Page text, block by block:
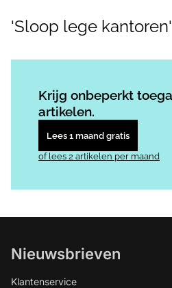
'Sloop lege kantoren'
Krijg onbeperkt
artikelen.
Lees 1 maand gratis
of lees 2 artikelen per maand
Nieuwsbrieven
Klantenservice